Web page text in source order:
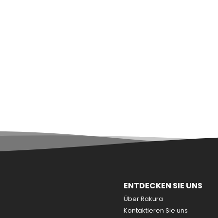
ENTDECKEN SIE UNS
Über Rakura
Kontaktieren Sie uns